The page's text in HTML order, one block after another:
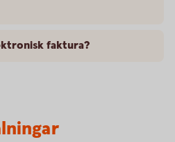
faktura?